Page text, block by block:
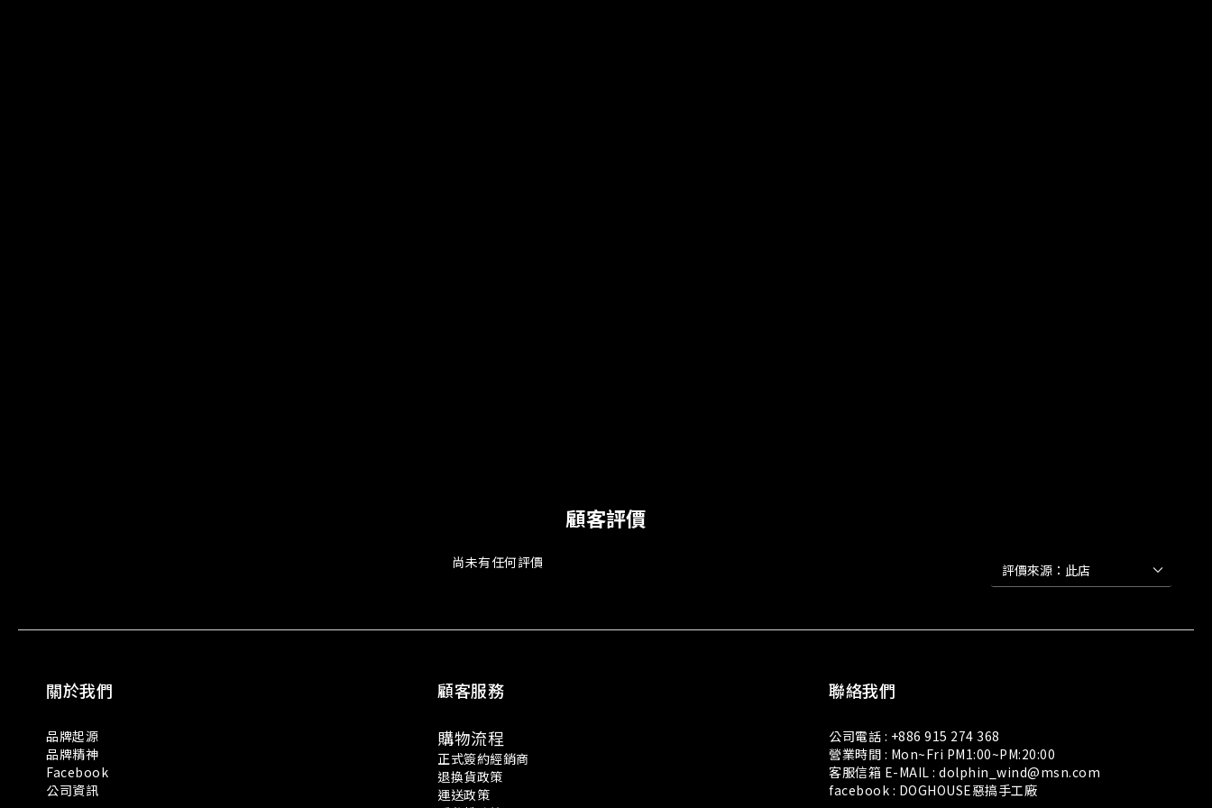
顧客評價
尚未有任何評價
關於我們
品牌起源
品牌精神
Facebook
公司資訊
顧客服務
購物流程
正式簽約經銷商
退換貨政策
運送政策
聯絡我們
公司電話 : +886 915 274 368
營業時間 : Mon~Fri PM1:00~PM:20:00
客服信箱 E-MAIL : dolphin_wind@msn.com
facebook : DOGHOUSE惡搞手工廠